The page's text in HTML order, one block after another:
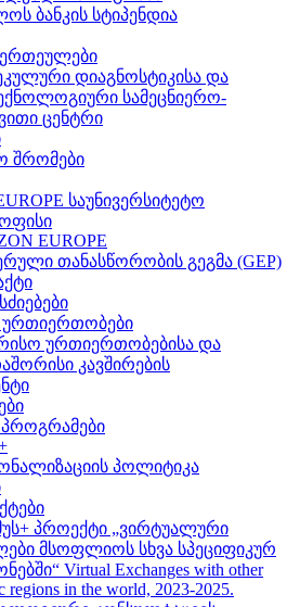
ბანკის სტიპენდია
დიაგნოსტიკისა და
სამეცნიერო-
ცენტრი
შრომები
საუნივერსიტეტო
EUROPE
თანასწორობის გეგმა (GEP)
ურთიერთობებისა და
კავშირების
პოლიტიკა
პროექტი „ვირტუალური
მსოფლიოს სხვა სპეციფიკურ
Virtual Exchanges with other
regions in the world, 2023-2025.